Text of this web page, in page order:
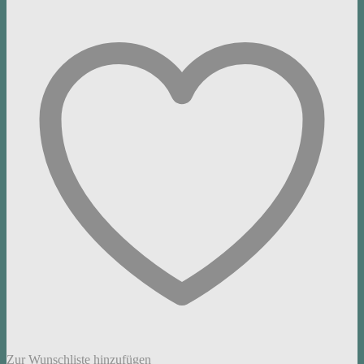
Zur Wunschliste hinzufügen